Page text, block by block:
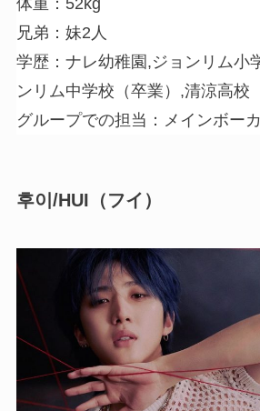
兄弟：妹2人
学歴：ナレ幼稚園,ジョンリム小
ンリム中学校（卒業）,清涼高校
グループでの担当：メインボー
후이/HUI（フイ）